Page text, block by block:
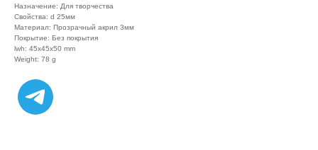
Назначение: Для творчества
Свойства: d 25мм
Материал: Прозрачный акрил 3мм
Покрытие: Без покрытия
lwh: 45x45x50 mm
Weight: 78 g